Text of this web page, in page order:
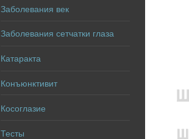
Заболевания век
Заболевания сетчатки глаза
Катаракта
Конъюнктивит
Косоглазие
Тесты